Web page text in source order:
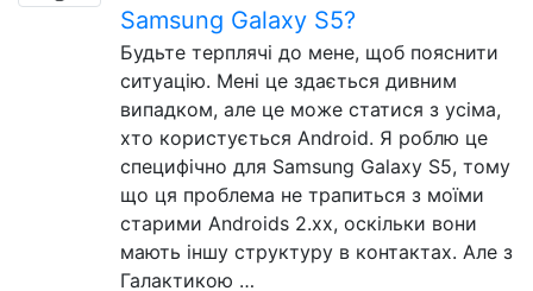
Samsung Galaxy S5?
Будьте терплячі до мене, щоб пояснити
ситуацію. Мені це здається дивним
випадком, але це може статися з усіма,
хто користується Android. Я роблю це
специфічно для Samsung Galaxy S5, тому
що ця проблема не трапиться з моїми
старими Androids 2.xx, оскільки вони
мають іншу структуру в контактах. Але з
Галактикою …